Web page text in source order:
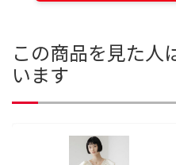
この商品を見た人
います